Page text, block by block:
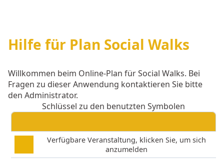
Hilfe für Plan Social Walks
Willkommen beim Online-Plan für Social Walks. Bei
Fragen zu dieser Anwendung kontaktieren Sie bitte
den Administrator.
Schlüssel zu den benutzten Symbolen
Verfügbare Veranstaltung, klicken Sie, um sich
anzumelden